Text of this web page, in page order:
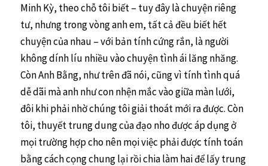
Minh Kỳ, theo chỗ tôi biết – tuy đây là chuyện riêng
tư, nhưng trong vòng anh em, tất cả đều biết hết
chuyện của nhau – với bản tính cứng rắn, là người
không dính líu nhiều vào chuyện tình ái lăng nhăng.
Còn Anh Bằng, như trên đã nói, cũng vì tính tình quá
dễ dãi mà anh như con nhện mắc vào giữa màn lưới,
đôi khi phải nhờ chúng tôi giải thoát mới ra được. Còn
tôi, thuyết trung dung của đạo nho được áp dụng ở
mọi trường hợp cho nên mọi việc phải được tính toán
bằng cách cọng chung lại rồi chia làm hai để lấy trung